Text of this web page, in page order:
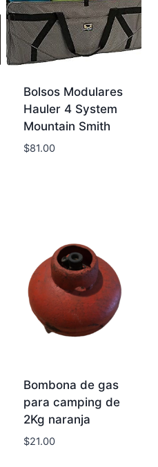
Bolsos Modulares
Hauler 4 System
Mountain Smith
$81.00
Bombona de gas
para camping de
2Kg naranja
$21.00